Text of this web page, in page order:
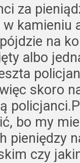
za
w kamieniu
na
albo
skoro
bo my
pieniędzy
czy